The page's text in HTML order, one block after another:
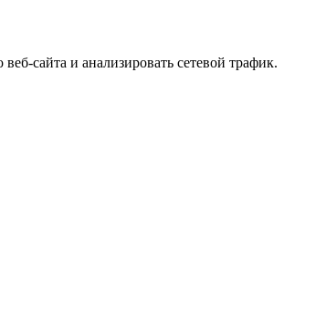
сайта и анализировать сетевой трафик.